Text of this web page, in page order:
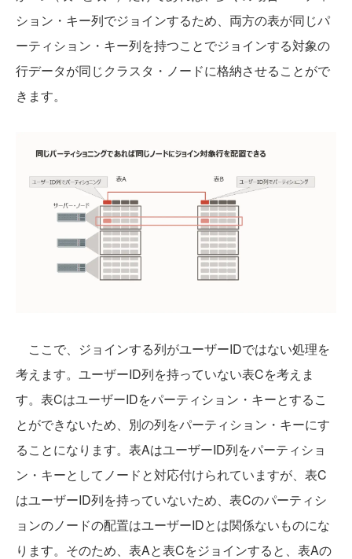
ション・キー列でジョインするため、両方の表が同じパ
ーティション・キー列を持つことでジョインする対象の
行データが同じクラスタ・ノードに格納させることがで
きます。
ここで、ジョインする列がユーザーIDではない処理を
考えます。ユーザーID列を持っていない表Cを考えま
す。表CはユーザーIDをパーティション・キーとするこ
とができないため、別の列をパーティション・キーにす
ることになります。表AはユーザーID列をパーティショ
ン・キーとしてノードと対応付けられていますが、表C
はユーザーID列を持っていないため、表Cのパーティシ
ョンのノードの配置はユーザーIDとは関係ないものにな
ります。そのため、表Aと表Cをジョインすると、表Aの